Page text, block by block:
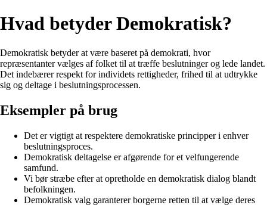
Hvad betyder Demokratisk?
Demokratisk betyder at være baseret på demokrati, hvor
repræsentanter vælges af folket til at træffe beslutninger og lede landet.
Det indebærer respekt for individets rettigheder, frihed til at udtrykke
sig og deltage i beslutningsprocessen.
Eksempler på brug
Det er vigtigt at respektere demokratiske principper i enhver
beslutningsproces.
Demokratisk deltagelse er afgørende for et velfungerende
samfund.
Vi bør stræbe efter at opretholde en demokratisk dialog blandt
befolkningen.
Demokratisk valg garanterer borgerne retten til at vælge deres